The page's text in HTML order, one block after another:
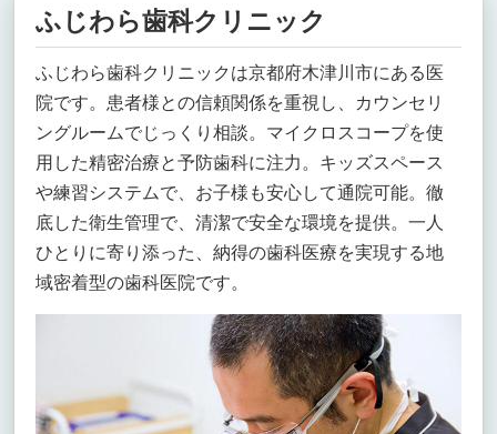
ふじわら歯科クリニック
ふじわら歯科クリニックは京都府木津川市にある医
院です。患者様との信頼関係を重視し、カウンセリ
ングルームでじっくり相談。マイクロスコープを使
用した精密治療と予防歯科に注力。キッズスペース
や練習システムで、お子様も安心して通院可能。徹
底した衛生管理で、清潔で安全な環境を提供。一人
ひとりに寄り添った、納得の歯科医療を実現する地
域密着型の歯科医院です。